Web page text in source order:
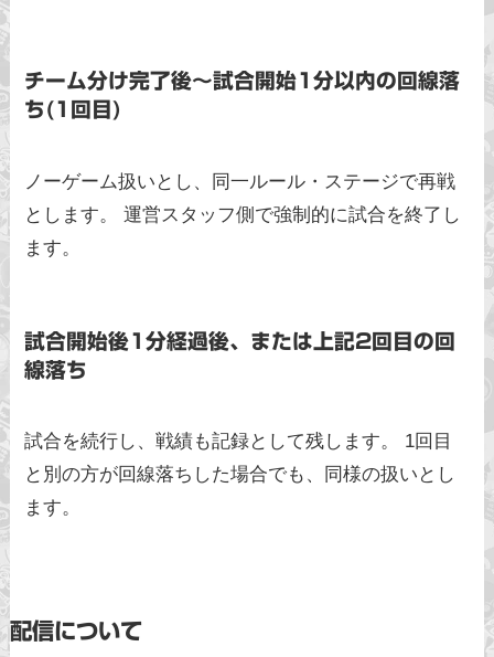
チーム分け完了後〜試合開始1分以内の回線落
ち(1回目)
ノーゲーム扱いとし、同一ルール・ステージで再戦
とします。 運営スタッフ側で強制的に試合を終了し
ます。
試合開始後1分経過後、または上記2回目の回
線落ち
試合を続行し、戦績も記録として残します。 1回目
と別の方が回線落ちした場合でも、同様の扱いとし
ます。
配信について